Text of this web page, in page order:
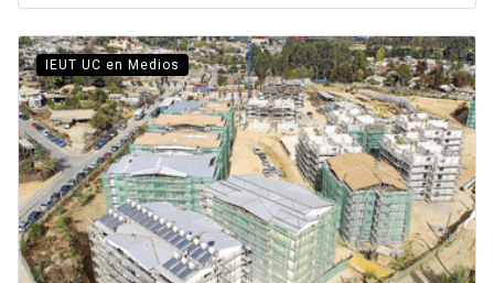
IEUT UC en Medios